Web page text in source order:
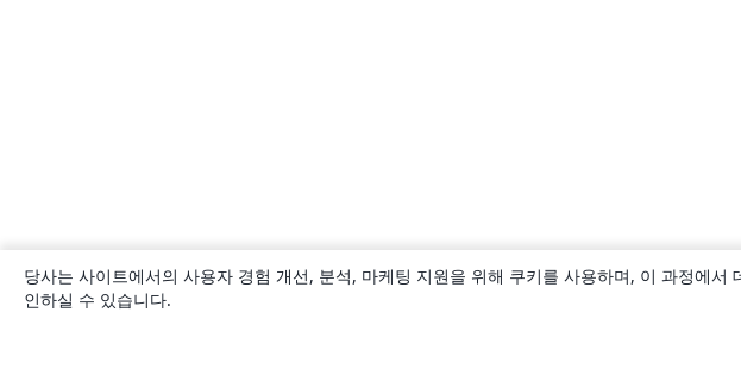
당사는 사이트에서의 사용자 경험 개선, 분석, 마케팅 지원을 위해 쿠키를 사용하며, 이 과정에서
인하실 수 있습니다.